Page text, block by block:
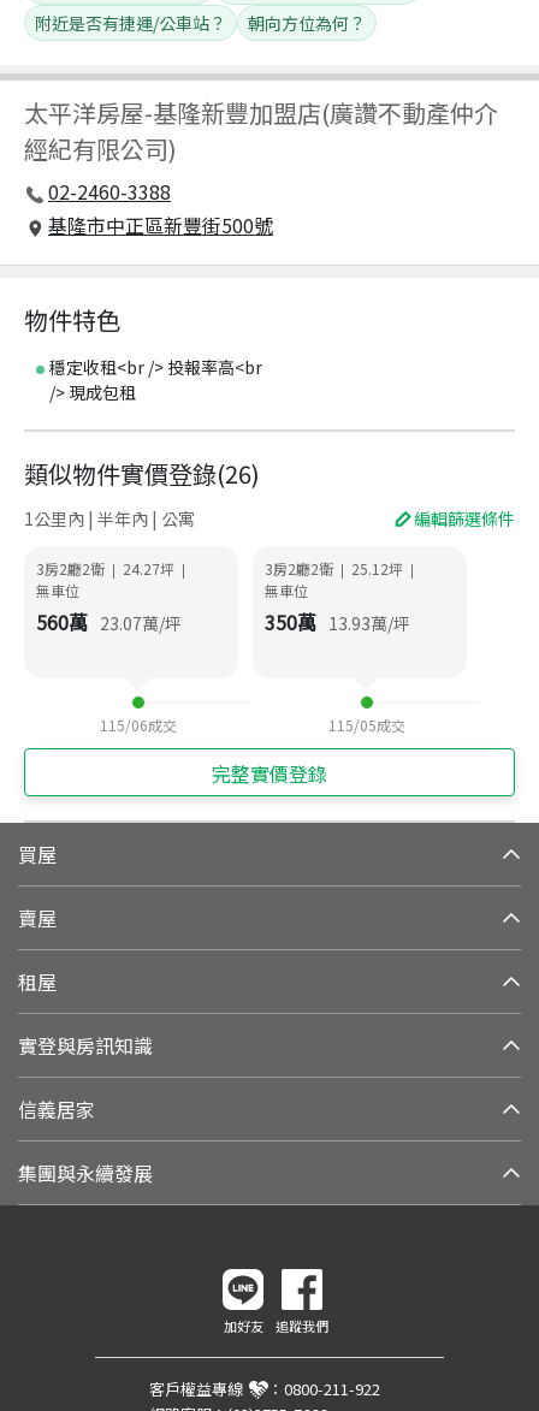
太平洋房屋-基隆新豐加盟店(廣讚不動產仲介
經紀有限公司)
02-2460-3388
基隆市中正區新豐街500號
附近是否有捷運/公車站？
朝向方位為何？
物件特色
穩定收租<br /> 投報率高<br
/> 現成包租
類似物件實價登錄(26)
1公里內 | 半年內 | 公寓 編輯篩選條件
3房2廳2衛 | 24.27坪 |
無車位
560萬 23.07萬/坪
115/06成交
3房2廳2衛 | 25.12坪 |
無車位
350萬 13.93萬/坪
115/05成交
完整實價登錄
買屋
賣屋
租屋
實登與房訊知識
信義居家
集團與永續發展
加好友 追蹤我們
客戶權益專線 ： 0800-211-922